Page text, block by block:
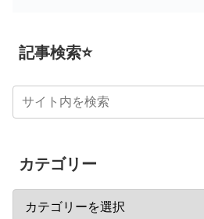
記事検索⭐
カテゴリー